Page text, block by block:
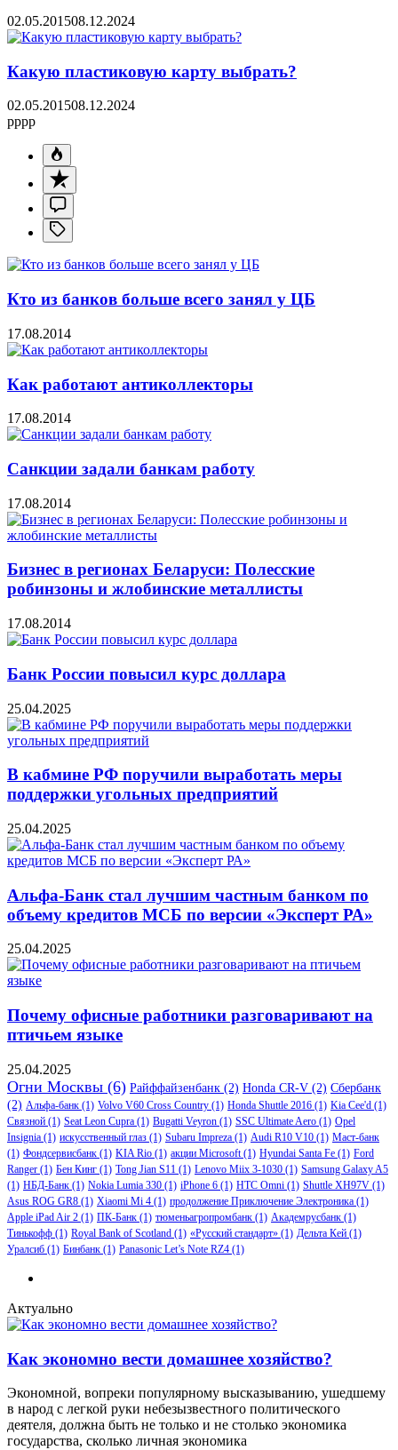
02.05.201508.12.2024
Какую пластиковую карту выбрать?
02.05.201508.12.2024
pppp
Кто из банков больше всего занял у ЦБ
17.08.2014
Как работают антиколлекторы
17.08.2014
Санкции задали банкам работу
17.08.2014
Бизнес в регионах Беларуси: Полесские
робинзоны и жлобинские металлисты
17.08.2014
Банк России повысил курс доллара
25.04.2025
В кабмине РФ поручили выработать меры
поддержки угольных предприятий
25.04.2025
Альфа-Банк стал лучшим частным банком по
объему кредитов МСБ по версии «Эксперт РА»
25.04.2025
Почему офисные работники разговаривают на
птичьем языке
25.04.2025
Огни Москвы (6) Райффайзенбанк (2) Honda CR-V (2) Сбербанк
(2) Альфа-банк (1) Volvo V60 Cross Country (1) Honda Shuttle 2016 (1) Kia Cee'd (1)
Связной (1) Seat Leon Cupra (1) Bugatti Veyron (1) SSC Ultimate Aero (1) Opel
Insignia (1) искусственный глаз (1) Subaru Impreza (1) Audi R10 V10 (1) Маст-банк
(1) Фондсервисбанк (1) KIA Rio (1) акции Microsoft(1) Hyundai Santa Fe (1) Ford
Ranger (1) Бен Кинг (1) Tong Jian S11 (1) Lenovo Miix 3-1030 (1) Samsung Galaxy A5
(1) НБД-Банк (1) Nokia Lumia 330 (1) iPhone 6 (1) HTC Omni (1) Shuttle XH97V (1)
Asus ROG GR8 (1) Xiaomi Mi 4 (1) продолжение Приключение Электроника (1)
Apple iPad Air 2 (1) ПК-Банк (1) тюменьагропромбанк (1) Академрусбанк (1)
Тинькофф (1) Royal Bank of Scotland (1) «Русский стандарт» (1) Дельта Кей (1)
Уралсиб (1) Бинбанк (1) Panasonic Let’s Note RZ4 (1)
Актуально
Как экономно вести домашнее хозяйство?
Экономной, вопреки популярному высказыванию, ушедшему
в народ с легкой руки небезызвестного политического
деятеля, должна быть не только и не столько экономика
государства, сколько личная экономика